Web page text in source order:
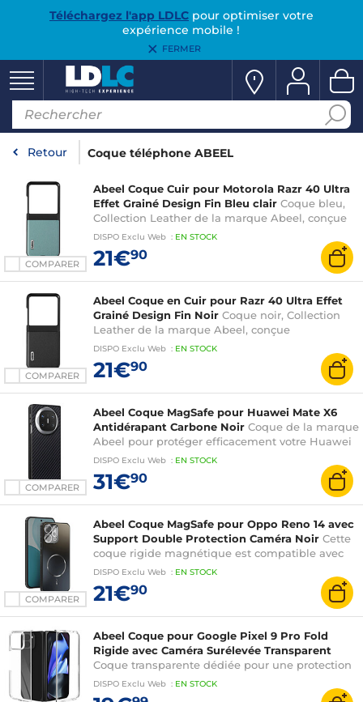
Téléchargez l'app LDLCpour optimiser votre
expérience mobile !
FERMER
Retour Coque téléphone ABEEL
COMPARER
Abeel Coque Cuir pour Motorola Razr 40 Ultra
Effet Grainé Design Fin Bleu clair Coque bleu,
Collection Leather de la marque Abeel, conçue
spécifiquement pour le Motorola Razr 40 Ultra
DISPO Exclu Web : EN STOCK
21€90
COMPARER
Abeel Coque en Cuir pour Razr 40 Ultra Effet
Grainé Design Fin Noir Coque noir, Collection
Leather de la marque Abeel, conçue
spécifiquement pour le Motorola Razr 40 Ultra
DISPO Exclu Web : EN STOCK
21€90
COMPARER
Abeel Coque MagSafe pour Huawei Mate X6
Antidérapant Carbone Noir Coque de la marque
Abeel pour protéger efficacement votre Huawei
Mate X6
DISPO Exclu Web : EN STOCK
31€90
COMPARER
Abeel Coque MagSafe pour Oppo Reno 14 avec
Support Double Protection Caméra Noir Cette
coque rigide magnétique est compatible avec
les supports MagSafe
DISPO Exclu Web : EN STOCK
21€90
Abeel Coque pour Google Pixel 9 Pro Fold
Rigide avec Caméra Surélevée Transparent
Coque transparente dédiée pour une protection
quotidienne fiable de votre Google Pixel 9 Pro
DISPO Exclu Web : EN STOCK